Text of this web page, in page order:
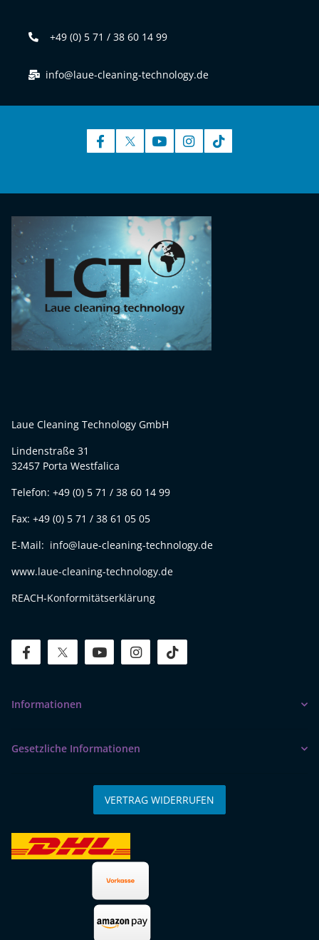
+49 (0) 5 71 / 38 60 14 99
info@laue-cleaning-technology.de
Laue Cleaning Technology GmbH
Lindenstraße 31
32457 Porta Westfalica
Telefon: +49 (0) 5 71 / 38 60 14 99
Fax: +49 (0) 5 71 / 38 61 05 05
E-Mail: info@laue-cleaning-technology.de
www.laue-cleaning-technology.de
REACH-Konformitätserklärung
facebooktwitteryoutube instagram
Informationen
Gesetzliche Informationen
VERTRAG WIDERRUFEN